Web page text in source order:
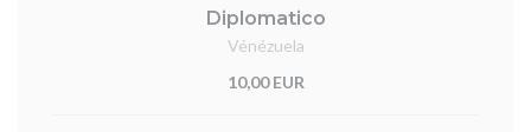
Diplomatico
Vénézuela
10,00 EUR